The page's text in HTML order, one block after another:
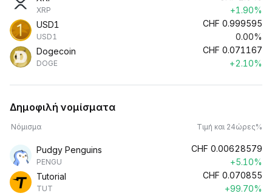
XRP
+1.90%
USD1
USD1
CHF 0.999595
0.00%
Dogecoin
DOGE
CHF 0.071167
+2.10%
Δημοφιλή νομίσματα
Νόμισμα Τιμή και 24ώρες%
Pudgy Penguins
PENGU
CHF 0.00628579
+5.10%
Tutorial
TUT
CHF 0.070855
+99.70%